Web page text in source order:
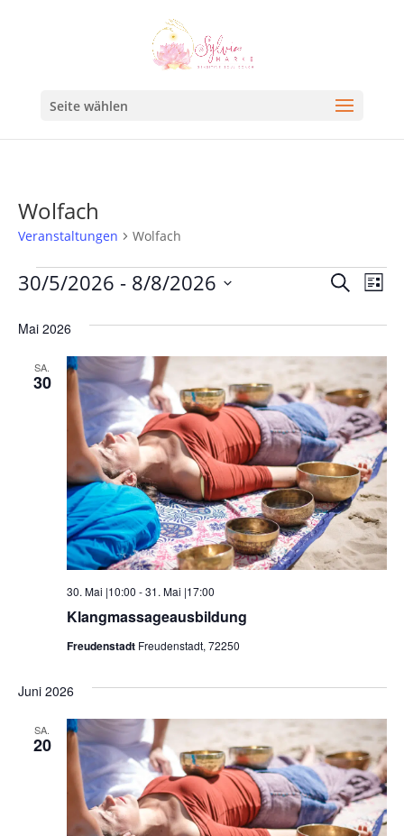
Seite wählen
Wolfach
Veranstaltungen Wolfach
und
SucheListe
30/5/2026 - 8/8/2026
wählen.
Mai 2026
SA.
30
Klangmassageausbildung
30. Mai |10:00 -31. Mai |17:00
Freudenstadt Freudenstadt, 72250
Juni 2026
SA.
20